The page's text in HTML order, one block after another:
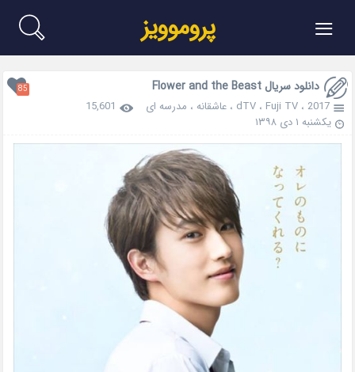
≡ پروموویز
دانلود سریال Flower and the Beast 85
2017 ، dTV، Fuji TV ،عاشقانه ، مدرسه ای
15,601
یکشنبه ۱ دی ۱۳۹۸